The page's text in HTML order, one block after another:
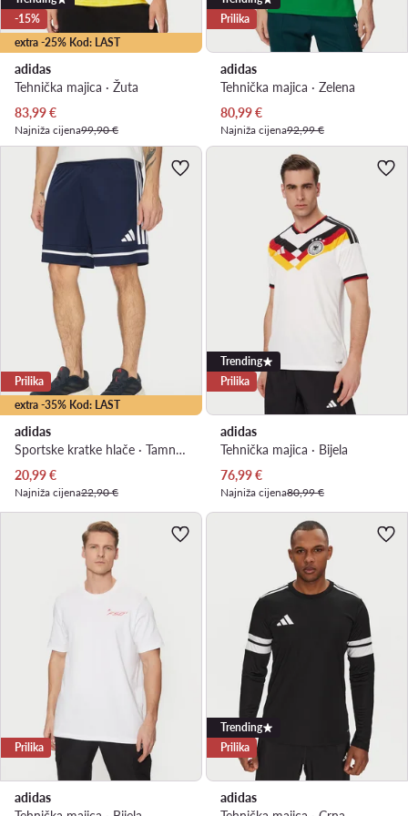
extra -25% Kod: LAST
-15%
adidas
Tehnička majica · Žuta
Trenutna cijena
83,99€
Najniža cijena99,90 €
Prilika
adidas
Tehnička majica · Zelena
Trenutna cijena
80,99€
Najniža cijena92,99 €
extra -35% Kod: LAST
Prilika
adidas
Sportske kratke hlače · Tamnoplava
Trenutna cijena
20,99€
Najniža cijena22,90 €
Trending
Prilika
adidas
Tehnička majica · Bijela
Trenutna cijena
76,99€
Najniža cijena80,99 €
Prilika
adidas
Trending
Prilika
adidas